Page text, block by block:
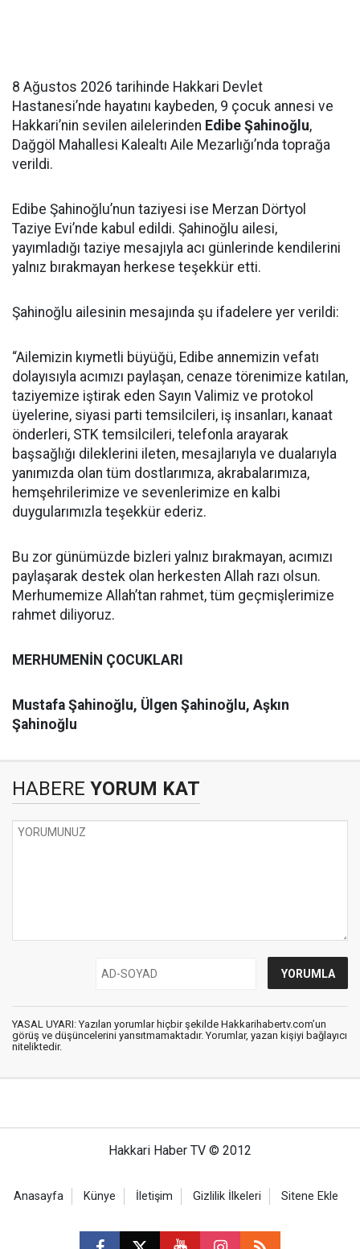
8 Ağustos 2026 tarihinde Hakkari Devlet
Hastanesi’nde hayatını kaybeden, 9 çocuk annesi ve
Hakkari’nin sevilen ailelerinden Edibe Şahinoğlu,
Dağgöl Mahallesi Kalealtı Aile Mezarlığı’nda toprağa
verildi.
Edibe Şahinoğlu’nun taziyesi ise Merzan Dörtyol
Taziye Evi’nde kabul edildi. Şahinoğlu ailesi,
yayımladığı taziye mesajıyla acı günlerinde kendilerini
yalnız bırakmayan herkese teşekkür etti.
Şahinoğlu ailesinin mesajında şu ifadelere yer verildi:
“Ailemizin kıymetli büyüğü, Edibe annemizin vefatı
dolayısıyla acımızı paylaşan, cenaze törenimize katılan,
taziyemize iştirak eden Sayın Valimiz ve protokol
üyelerine, siyasi parti temsilcileri, iş insanları, kanaat
önderleri, STK temsilcileri, telefonla arayarak
başsağlığı dileklerini ileten, mesajlarıyla ve dualarıyla
yanımızda olan tüm dostlarımıza, akrabalarımıza,
hemşehrilerimize ve sevenlerimize en kalbi
duygularımızla teşekkür ederiz.
Bu zor günümüzde bizleri yalnız bırakmayan, acımızı
paylaşarak destek olan herkesten Allah razı olsun.
Merhumemize Allah’tan rahmet, tüm geçmişlerimize
rahmet diliyoruz.
MERHUMENİN ÇOCUKLARI
Mustafa Şahinoğlu, Ülgen Şahinoğlu, Aşkın
Şahinoğlu
HABERE YORUM KAT
YASAL UYARI: Yazılan yorumlar hiçbir şekilde Hakkarihabertv.com’un
görüş ve düşüncelerini yansıtmamaktadır. Yorumlar, yazan kişiyi bağlayıcı
niteliktedir.
Hakkari Haber TV © 2012
Anasayfa Künye İletişim Gizlilik İlkeleri Sitene Ekle